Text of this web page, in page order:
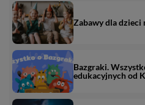
Zabawy dla dzieci
Bazgraki.
edukacyjnych od